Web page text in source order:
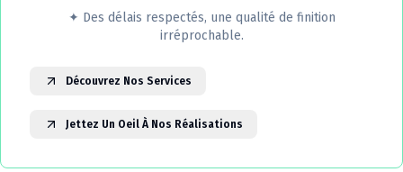
✦ Des délais respectés, une qualité de finition
irréprochable.
Découvrez Nos Services
Jettez Un Oeil À Nos Réalisations